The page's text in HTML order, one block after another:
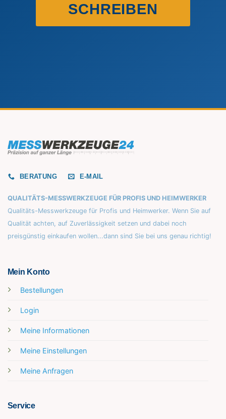
SCHREIBEN
BERATUNG E-MAIL
QUALITÄTS-MESSWERKZEUGE FÜR PROFIS UND HEIMWERKER
Qualitäts-Messwerkzeuge für Profis und Heimwerker. Wenn Sie auf
Qualität achten, auf Zuverlässigkeit setzen und dabei noch
preisgünstig einkaufen wollen...dann sind Sie bei uns genau richtig!
Mein Konto
Bestellungen
Login
Meine Informationen
Meine Einstellungen
Meine Anfragen
Service